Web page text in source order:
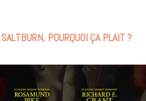
SALTBURN, POURQUOI ÇA PLAIT ?